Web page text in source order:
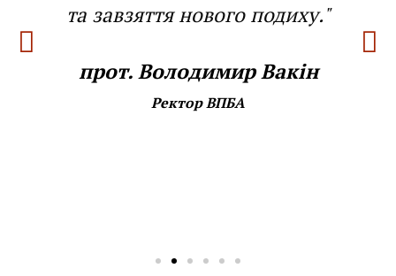
та завзяття нового подиху."
прот. Володимир Вакін
Ректор ВПБА